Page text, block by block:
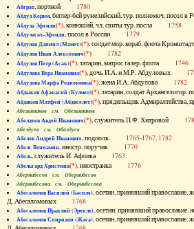
Абграт, портной 1780
Абдул Керим, беглер-бей румелийский, тур. полномоч.
Абдула Эфенди(*), конюший, чл. свиты тур. посла 1758
Абдуласах-Эфенди, посол в России 1779
Абдулов Даниил (Мамет)(*), солдат мор. кораб. флота
Абдулов Иван Алексеевич(*) 1782
Абдулов Петр (Асак)(*), татарин, матрос галер. флота 1746
Абдулова Вера Ивановна(*), дочь И.А. и М.Р. Абдуловых
Абдулова Марфа Родионовна(*), жена И.А. Абдулова 1782
Абдыков Афанасий (Кулмет)(*), татарин, солдат
Абдяков Матфей (Абдяселет)(*), прядильщик
Абезьянинов см. Обезьянинов
Абелдеев Авдей Иванович(*), служитель П.Ф. Хитровой
Абелдуев см. Оболдуев
Абелов Андрей Иванович, подполк. 1765-1767, 1782
Абелс Вениамин, иностр. поручик 1770
Абель, служитель И. Афлика 1763
Абельгард Христина(*), иностранка 1776
Абернибесов см. Обернибесов
Абернибесова см. Обернибесова
Абесаломов Василий (Басиле), осетин, принявший православие,
Д. Абесаломовых 1768
Абесаломов Ираклий (Эрекле), осетин, принявший
Абесаломов Спиридон (Жага), осетин, принявший православие,